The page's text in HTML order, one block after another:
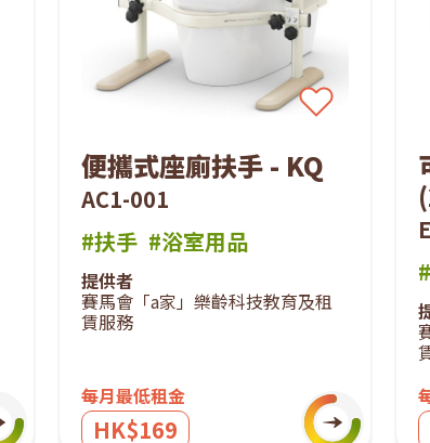
便攜式座廁扶手 - KQ
AC1-001
#扶手 #浴室用品
提供者
賽馬會「a家」樂齡科技教育及租
賃服務
每月最低租金
HK$169